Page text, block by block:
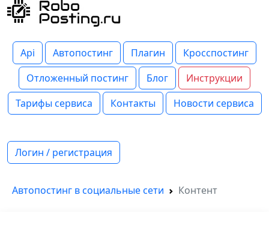
Api Автопостинг Плагин
Кросспостинг
Отложенный постинг
Блог
Инструкции
Тарифы сервиса
Контакты Новости сервиса
Логин / регистрация
Автопостинг в социальные сети Контент